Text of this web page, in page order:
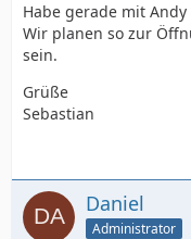
Habe gerade mit
Wir planen so zur
sein.
Grüße
Sebastian
Daniel
Administrator